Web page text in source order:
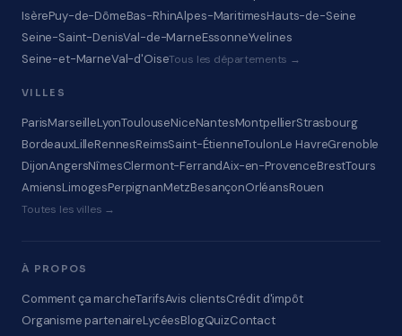
IsèrePuy-de-DômeBas-RhinAlpes-MaritimesHauts-de-Seine
Seine-Saint-DenisVal-de-MarneEssonneYvelines
Seine-et-MarneVal-d'OiseTous les départements →
VILLES
ParisMarseilleLyonToulouseNiceNantesMontpellierStrasbourg
BordeauxLilleRennesReimsSaint-ÉtienneToulonLe HavreGrenoble
DijonAngersNîmesClermont-FerrandAix-en-ProvenceBrestTours
AmiensLimogesPerpignanMetzBesançonOrléansRouen
Toutes les villes →
À PROPOS
Comment ça marcheTarifsAvis clientsCrédit d'impôt
Organisme partenaireLycéesBlogQuizContact